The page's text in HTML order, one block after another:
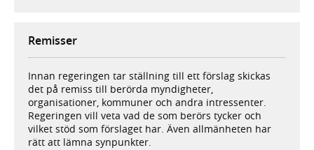
Remisser
Innan regeringen tar ställning till ett förslag skickas
det på remiss till berörda myndigheter,
organisationer, kommuner och andra intressenter.
Regeringen vill veta vad de som berörs tycker och
vilket stöd som förslaget har. Även allmänheten har
rätt att lämna synpunkter.